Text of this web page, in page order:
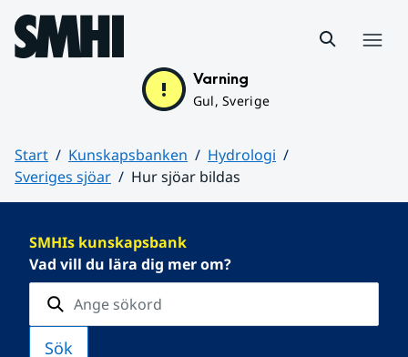
Hoppa till sidans innehåll
Varning
Gul, Sverige
Start Kunskapsbanken
Hydrologi
Sveriges sjöar
Hur sjöar bildas
SMHIs kunskapsbank
Vad vill du lära dig mer om?